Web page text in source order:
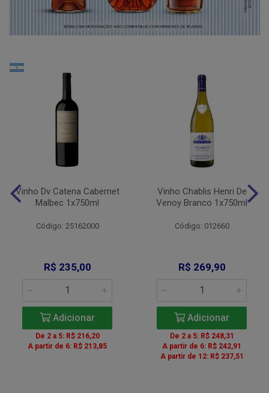
Vinho Dv Catena Cabernet
Malbec 1x750ml
Código: 25162000
R$ 235,00
Adicionar
De 2 a 5: R$ 216,20
A partir de 6: R$ 213,85
Vinho Chablis Henri De
Venoy Branco 1x750ml
Código: 012660
R$ 269,90
Adicionar
De 2 a 5: R$ 248,31
A partir de 6: R$ 242,91
A partir de 12: R$ 237,51